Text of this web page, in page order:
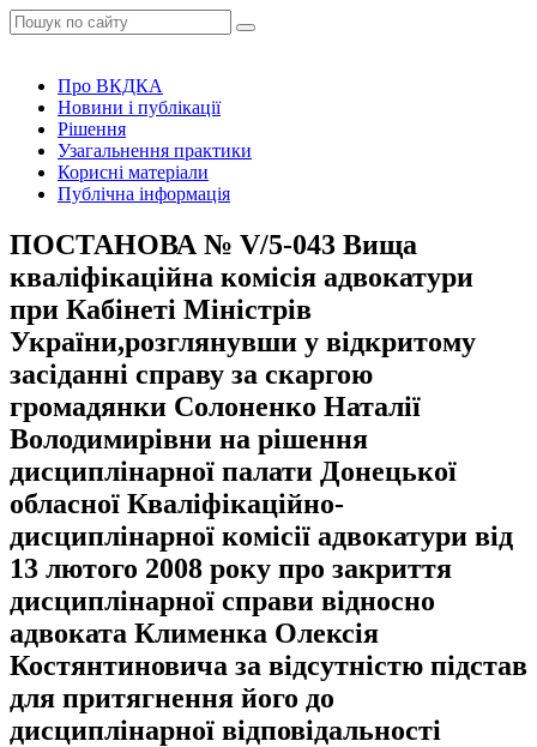
Про ВКДКА
Новини і публікації
Рішення
Узагальнення практики
Корисні матеріали
Публічна інформація
ПОСТАНОВА № V/5-043 Вища
кваліфікаційна комісія адвокатури
при Кабінеті Міністрів
України,розглянувши у відкритому
засіданні справу за скаргою
громадянки Солоненко Наталії
Володимирівни на рішення
дисциплінарної палати Донецької
обласної Кваліфікаційно-
дисциплінарної комісії адвокатури від
13 лютого 2008 року про закриття
дисциплінарної справи відносно
адвоката Клименка Олексія
Костянтиновича за відсутністю підстав
для притягнення його до
дисциплінарної відповідальності